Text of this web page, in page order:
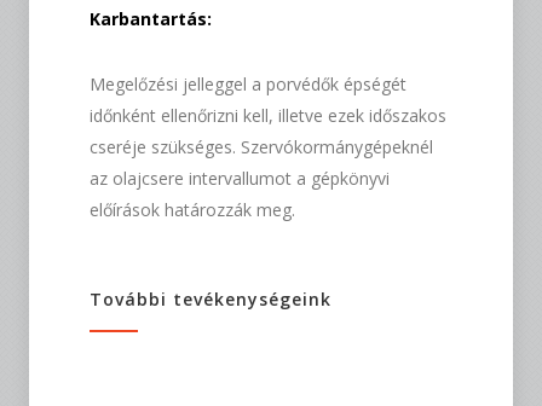
Karbantartás:
Megelőzési jelleggel a porvédők épségét
időnként ellenőrizni kell, illetve ezek időszakos
cseréje szükséges. Szervókormánygépeknél
az olajcsere intervallumot a gépkönyvi
előírások határozzák meg.
További tevékenységeink